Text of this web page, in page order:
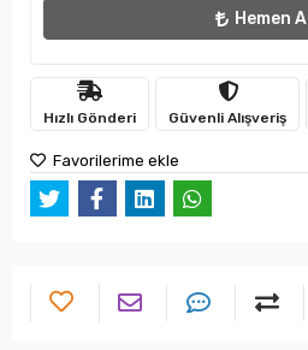
Hemen Al
Hızlı Gönderi Güvenli Alışveriş
Favorilerime ekle